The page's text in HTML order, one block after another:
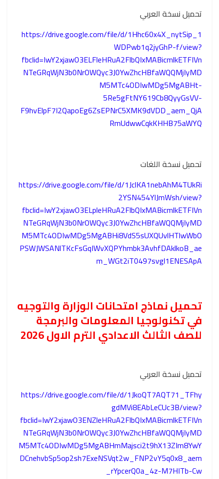
تحميل نسخة العربي
https://drive.google.com/file/d/1Hhc60x4X_nytSip_1
WDPwb1q2jyGhP-f/view?
fbclid=IwY2xjawO3ELFleHRuA2FlbQIxMABicmlkETFIVn
NTeGRqWjN3b0NrOWQyc3J0YwZhcHBfaWQQMjIyMD
M5MTc4ODIwMDg5MgABHt-
5Re5gFtNY619Cb8QyyGsVV-
F9hvElpF7I2QapoEg6ZsEPNrC5XMK9dVDD_aem_QjA
RmUdwwCqkKHHB75aWYQ
تحميل نسخة اللغات
https://drive.google.com/file/d/1JclKA1nebAhM4TUkRi
2YSN454YlJmWsh/view?
fbclid=IwY2xjawO3ELpleHRuA2FlbQIxMABicmlkETFIVn
NTeGRqWjN3b0NrOWQyc3J0YwZhcHBfaWQQMjIyMD
M5MTc4ODIwMDg5MgABHi8VdS5sUXQUvlHTlwWbO
PSWJWSANlTKcFsGqIWvXQPYhmbk3AvhfDAklkoB_ae
m_WGt2iT0497svgl1ENESApA
تحميل نماذج امتحانات الوزارة والتوجيه
في تكنولوجيا المعلومات والبرمجة
للصف الثالث الاعدادي الترم الاول 2026
تحميل نسخة العربي
https://drive.google.com/file/d/1JkoQT7AQT71_TFhy
gdMVi8EAbLeCUc3B/view?
fbclid=IwY2xjawO3ENZleHRuA2FlbQIxMABicmlkETFIVn
NTeGRqWjN3b0NrOWQyc3J0YwZhcHBfaWQQMjIyMD
M5MTc4ODIwMDg5MgABHmMajsci2t9hX13ZIm8YwY
DCnehvbSp5op2sh7ExeNSVqt2w_FNP2vY5q0x8_aem
_rYpcerQ0a_4z-M7HITb-Cw